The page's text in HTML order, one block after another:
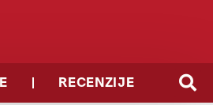
RECENZIJE